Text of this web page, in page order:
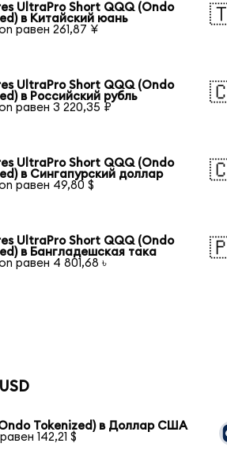
UltraPro Short QQQ (Ondo
в Китайский юань
равен 261,87 ¥
UltraPro Short QQQ (Ondo
в Российский рубль
равен 3 220,35 ₽
UltraPro Short QQQ (Ondo
в Сингапурский доллар
равен 49,80 $
UltraPro Short QQQ (Ondo
в Бангладешская така
равен 4 801,68 ৳
Tokenized) в Доллар США
142,21 $